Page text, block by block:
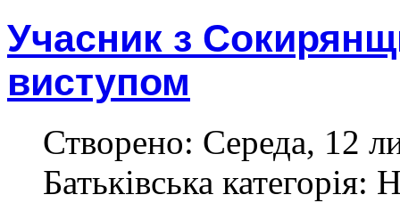
Учасник з
виступом
Створено: Середа, 12
Батьківська категорія: